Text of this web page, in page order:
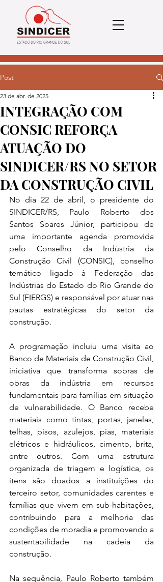
Post
INTEGRAÇÃO COM
CONSIC REFORÇA
ATUAÇÃO DO
SINDICER/RS NO SETOR
DA CONSTRUÇÃO CIVIL
23 de abr. de 2025
No dia 22 de abril, o presidente do
SINDICER/RS, Paulo Roberto dos
Santos Soares Júnior, participou de
uma importante agenda promovida
pelo Conselho da Indústria da
Construção Civil (CONSIC), conselho
temático ligado à Federação das
Indústrias do Estado do Rio Grande do
Sul (FIERGS) e responsável por atuar nas
pautas estratégicas do setor da
construção.
A programação incluiu uma visita ao
Banco de Materiais de Construção Civil,
iniciativa que transforma sobras de
obras da indústria em recursos
fundamentais para famílias em situação
de vulnerabilidade. O Banco recebe
materiais como tintas, portas, janelas,
telhas, pisos, azulejos, pias, materiais
elétricos e hidráulicos, cimento, brita,
entre outros. Com uma estrutura
organizada de triagem e logística, os
itens são doados a instituições do
terceiro setor, comunidades carentes e
famílias que vivem em sub-habitações,
contribuindo para a melhoria das
condições de moradia e promovendo a
sustentabilidade na cadeia da
construção.
Na sequência, Paulo Roberto também